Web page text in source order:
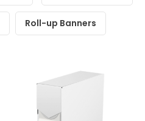
Roll-up Banners